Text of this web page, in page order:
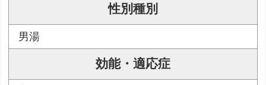
性別種別
男湯
効能・適応症